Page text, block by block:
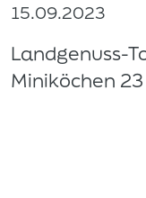
15.09.2023
Landgenuss-
Miniköchen